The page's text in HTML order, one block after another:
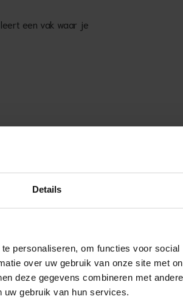
Details
personaliseren, om functies voor
over uw gebruik van onze site met
deze gegevens combineren met
gebruik van hun services.
een vak waar je
Uiteindelijk kun je
de eerste paal tot de